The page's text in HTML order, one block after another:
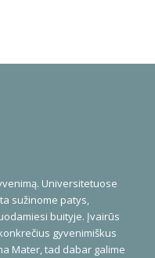
Universitetuose
sužinome patys,
buityje. Įvairūs
gyvenimiškus
Mater, tad dabar galime